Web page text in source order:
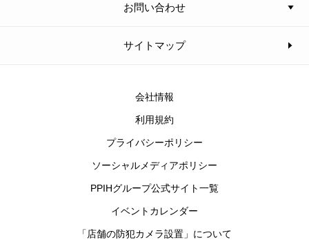
お問い合わせ
サイトマップ
会社情報
利用規約
プライバシーポリシー
ソーシャルメディアポリシー
PPIHグループ公式サイト一覧
イベントカレンダー
「店舗の防犯カメラ設置」について